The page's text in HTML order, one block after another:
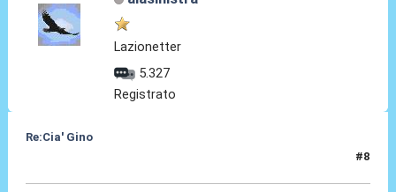
Lazionetter
5.327
Registrato
Re:Cia' Gino
#8